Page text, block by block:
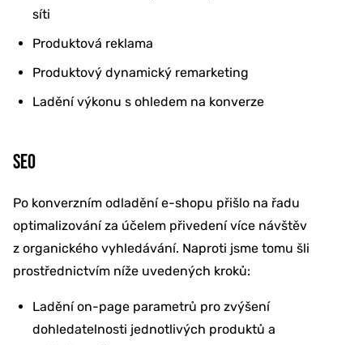
síti
Produktová reklama
Produktový dynamický remarketing
Ladění výkonu s ohledem na konverze
SEO
Po konverzním odladění e-shopu přišlo na řadu
optimalizování za účelem přivedení více návštěv
z organického vyhledávání. Naproti jsme tomu šli
prostřednictvím níže uvedených kroků:
Ladění on-page parametrů pro zvýšení
dohledatelnosti jednotlivých produktů a